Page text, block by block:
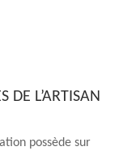
DE L’ARTISAN
possède sur